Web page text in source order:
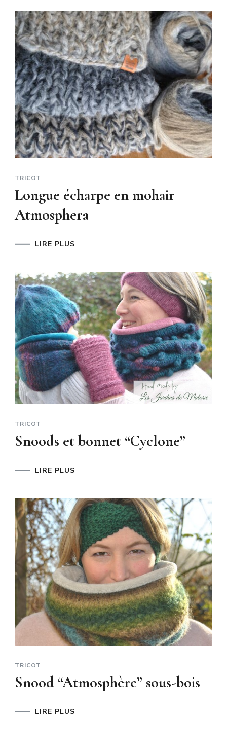
TRICOT
Longue écharpe en mohair
Atmosphera
LIRE PLUS
TRICOT
Snoods et bonnet “Cyclone”
LIRE PLUS
TRICOT
Snood “Atmosphère” sous-bois
LIRE PLUS